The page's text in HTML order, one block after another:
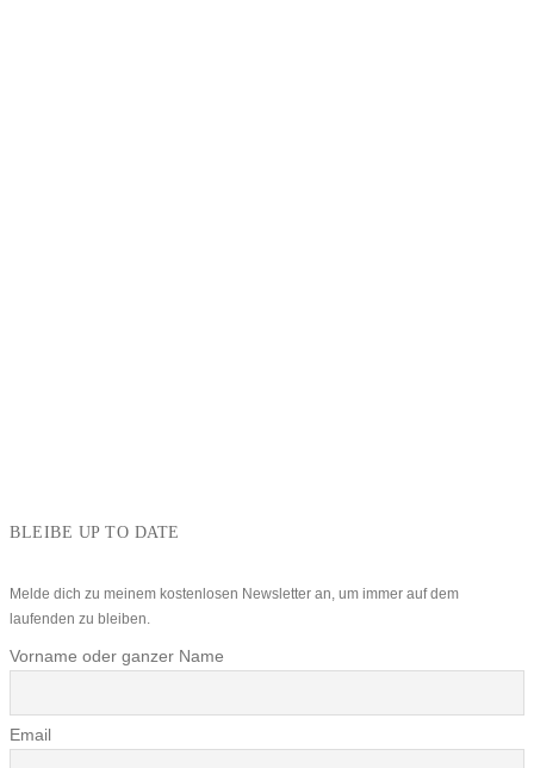
BLEIBE UP TO DATE
Melde dich zu meinem kostenlosen Newsletter an, um immer auf dem
laufenden zu bleiben.
Vorname oder ganzer Name
Email